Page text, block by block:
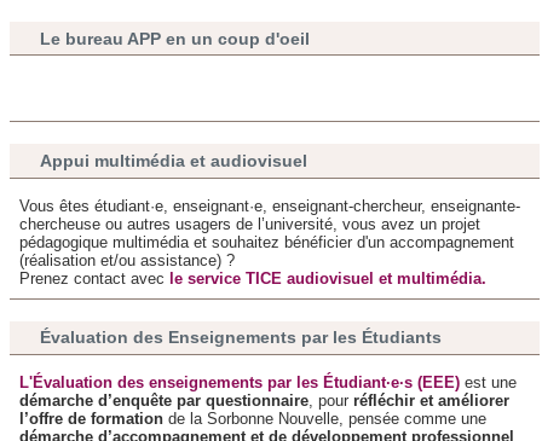
notre site avec nos partenaires de médias sociaux, de
ont collectées lors de votre utilisation de leurs services.
Le bureau APP en un coup d'oeil
Appui multimédia et audiovisuel
Vous êtes étudiant·e, enseignant·e, enseignant-chercheur, enseignante-
chercheuse ou autres usagers de l’université, vous avez un projet
pédagogique multimédia et souhaitez bénéficier d'un accompagnement
(réalisation et/ou assistance) ?
Prenez contact avec le service TICE audiovisuel et multimédia.
Évaluation des Enseignements par les Étudiants
L'Évaluation des enseignements par les Étudiant·e·s (EEE) est une
démarche d’enquête par questionnaire, pour réfléchir et améliorer
l’offre de formation de la Sorbonne Nouvelle, pensée comme une
démarche d’accompagnement et de développement professionnel